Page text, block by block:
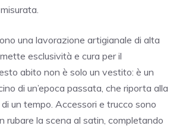
una lavorazione artigianale di alta
esclusività e cura per il
abito non è solo un vestito: è un
di un’epoca passata, che riporta alla
un tempo. Accessori e trucco sono
rubare la scena al satin, completando